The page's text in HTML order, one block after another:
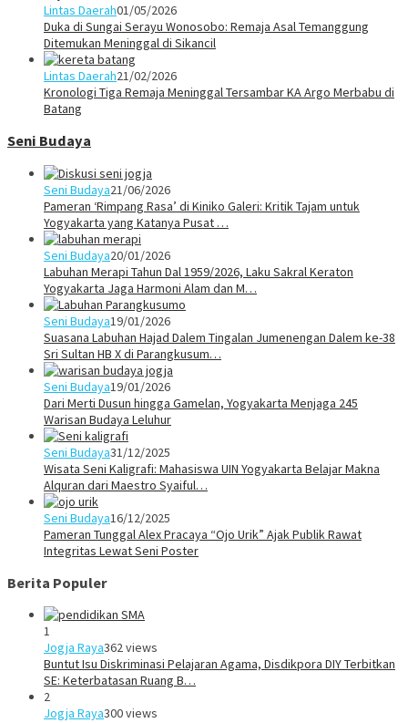
Lintas Daerah01/05/2026
Duka di Sungai Serayu Wonosobo: Remaja Asal Temanggung
Ditemukan Meninggal di Sikancil
Lintas Daerah21/02/2026
Kronologi Tiga Remaja Meninggal Tersambar KA Argo Merbabu di
Batang
Seni Budaya
Seni Budaya21/06/2026
Pameran ‘Rimpang Rasa’ di Kiniko Galeri: Kritik Tajam untuk
Yogyakarta yang Katanya Pusat …
Seni Budaya20/01/2026
Labuhan Merapi Tahun Dal 1959/2026, Laku Sakral Keraton
Yogyakarta Jaga Harmoni Alam dan M…
Seni Budaya19/01/2026
Suasana Labuhan Hajad Dalem Tingalan Jumenengan Dalem ke-38
Sri Sultan HB X di Parangkusum…
Seni Budaya19/01/2026
Dari Merti Dusun hingga Gamelan, Yogyakarta Menjaga 245
Warisan Budaya Leluhur
Seni Budaya31/12/2025
Wisata Seni Kaligrafi: Mahasiswa UIN Yogyakarta Belajar Makna
Alquran dari Maestro Syaiful…
Seni Budaya16/12/2025
Pameran Tunggal Alex Pracaya “Ojo Urik” Ajak Publik Rawat
Integritas Lewat Seni Poster
Berita Populer
1
Jogja Raya362 views
Buntut Isu Diskriminasi Pelajaran Agama, Disdikpora DIY Terbitkan
SE: Keterbatasan Ruang B…
2
Jogja Raya300 views